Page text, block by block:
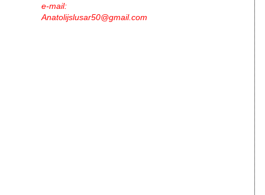
e-mail:
Anatolijslusar50@gmail.com